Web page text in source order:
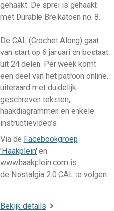
gehaakt. De sprei is gehaakt
met Durable Breikatoen no. 8.
De CAL (Crochet Along) gaat
van start op 6 januari en bestaat
uit 24 delen. Per week komt
een deel van het patroon online,
uiteraard met duidelijk
geschreven teksten,
haakdiagrammen en enkele
instructievideo’s.
Via de Facebookgroep
'Haakplein'en
www.haakplein.com is
de Nostalgia 2.0 CAL te volgen.
Bekijk details